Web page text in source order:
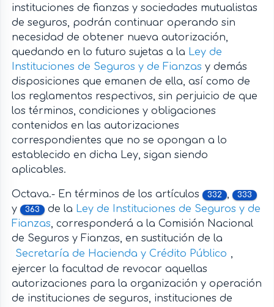
instituciones de fianzas y sociedades mutualistas
de seguros, podrán continuar operando sin
necesidad de obtener nueva autorización,
quedando en lo futuro sujetas a la Ley de
Instituciones de Seguros y de Fianzas y demás
disposiciones que emanen de ella, así como de
los reglamentos respectivos, sin perjuicio de que
los términos, condiciones y obligaciones
contenidos en las autorizaciones
correspondientes que no se opongan a lo
establecido en dicha Ley, sigan siendo
aplicables.
Octava.- En términos de los artículos 332 , 333
y 363 de la Ley de Instituciones de Seguros y de
Fianzas, corresponderá a la Comisión Nacional
de Seguros y Fianzas, en sustitución de la
Secretaría de Hacienda y Crédito Público ,
ejercer la facultad de revocar aquellas
autorizaciones para la organización y operación
de instituciones de seguros, instituciones de